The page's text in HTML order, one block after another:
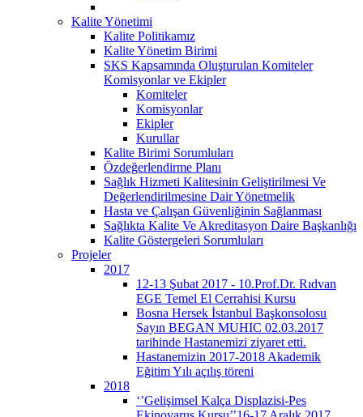
Kalite Yönetimi
Kalite Politikamız
Kalite Yönetim Birimi
SKS Kapsamında Oluşturulan Komiteler
Komisyonlar ve Ekipler
Komiteler
Komisyonlar
Ekipler
Kurullar
Kalite Birimi Sorumluları
Özdeğerlendirme Planı
Sağlık Hizmeti Kalitesinin Geliştirilmesi Ve
Değerlendirilmesine Dair Yönetmelik
Hasta ve Çalışan Güvenliğinin Sağlanması
Sağlıkta Kalite Ve Akreditasyon Daire Başkanlığı
Kalite Göstergeleri Sorumluları
Projeler
2017
12-13 Şubat 2017 - 10.Prof.Dr. Rıdvan
EGE Temel El Cerrahisi Kursu
Bosna Hersek İstanbul Başkonsolosu
Sayın BEGAN MUHIC 02.03.2017
tarihinde Hastanemizi ziyaret etti.
Hastanemizin 2017-2018 Akademik
Eğitim Yılı açılış töreni
2018
‘’Gelişimsel Kalça Displazisi-Pes